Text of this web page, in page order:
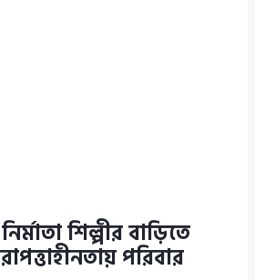
শিল্পীর বাড়িতে
পরিবার